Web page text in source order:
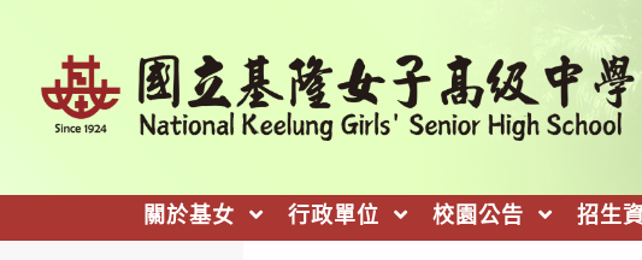
關於基女 行政單位 校園公告 招生